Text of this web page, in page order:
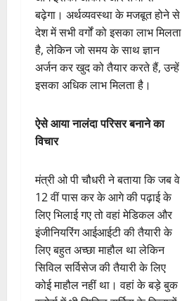
बढ़ेगा। अर्थव्यवस्था के मजबूत होने से
देश में सभी वर्गों को इसका लाभ मिलता
है, लेकिन जो समय के साथ ज्ञान
अर्जन कर खुद को तैयार करते हैं, उन्हें
इसका अधिक लाभ मिलता है।
ऐसे आया नालंदा परिसर बनाने का
विचार
मंत्री ओ पी चौधरी ने बताया कि जब वे
12 वीं पास कर के आगे की पढ़ाई के
लिए भिलाई गए तो वहां मेडिकल और
इंजीनियरिंग आईआईटी की तैयारी के
लिए बहुत अच्छा माहौल था लेकिन
सिविल सर्विसेज की तैयारी के लिए
कोई माहौल नहीं था। वहां के बड़े बुक